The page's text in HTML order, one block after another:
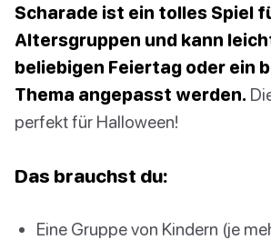
Scharade ist ein tolles Spiel
Altersgruppen und kann
beliebigen Feiertag oder ein
Thema angepasst werden.
perfekt für Halloween!
Das brauchst du:
Eine Gruppe von Kindern (je